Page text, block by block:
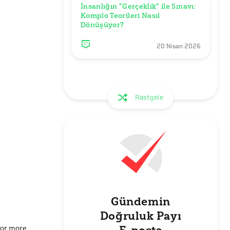
more
İnsanlığın "Gerçeklik" ile Sınavı:
Komplo Teorileri Nasıl
Dönüşüyor?
20 Nisan 2026
Rastgele
Gündemin
Doğruluk Payı